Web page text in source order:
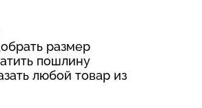
размер
пошлину
любой товар из